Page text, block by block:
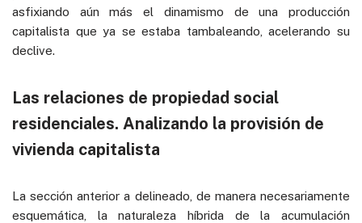
asfixiando aún más el dinamismo de una producción
capitalista que ya se estaba tambaleando, acelerando su
declive.
Las relaciones de propiedad social
residenciales. Analizando la provisión de
vivienda capitalista
La sección anterior a delineado, de manera necesariamente
esquemática, la naturaleza híbrida de la acumulación